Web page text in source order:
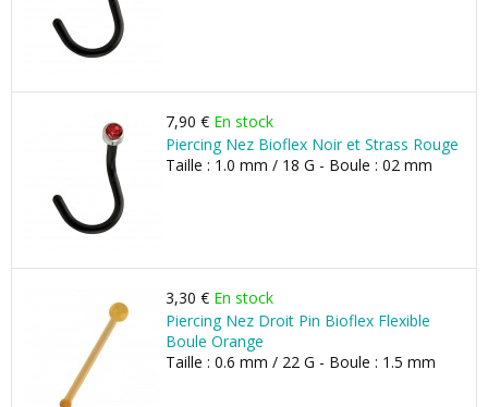
7,90 € En stock
Piercing Nez Bioflex Noir et Strass Rouge
Taille : 1.0 mm / 18 G - Boule : 02 mm
3,30 € En stock
Piercing Nez Droit Pin Bioflex Flexible
Boule Orange
Taille : 0.6 mm / 22 G - Boule : 1.5 mm